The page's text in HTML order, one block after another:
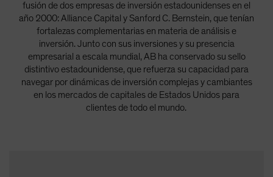
fusión de dos empresas de inversión estadounidenses en el
año 2000: Alliance Capital y Sanford C. Bernstein, que tenían
fortalezas complementarias en materia de análisis e
inversión. Junto con sus inversiones y su presencia
empresarial a escala mundial, AB ha conservado su sello
distintivo estadounidense, que refuerza su capacidad para
navegar por dinámicas de inversión complejas y cambiantes
en los mercados de capitales de Estados Unidos para
clientes de todo el mundo.